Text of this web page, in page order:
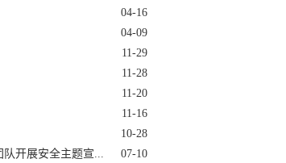
04-16
04-09
11-29
11-28
11-20
11-16
10-28
开展安全主题宣...
07-10